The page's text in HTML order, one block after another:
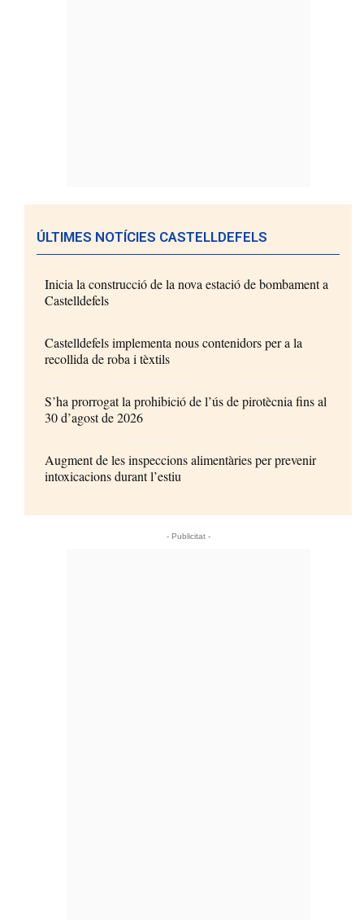
ÚLTIMES NOTÍCIES CASTELLDEFELS
Inicia la construcció de la nova estació de bombament a
Castelldefels
Castelldefels implementa nous contenidors per a la
recollida de roba i tèxtils
S’ha prorrogat la prohibició de l’ús de pirotècnia fins al
30 d’agost de 2026
Augment de les inspeccions alimentàries per prevenir
intoxicacions durant l’estiu
- Publicitat -